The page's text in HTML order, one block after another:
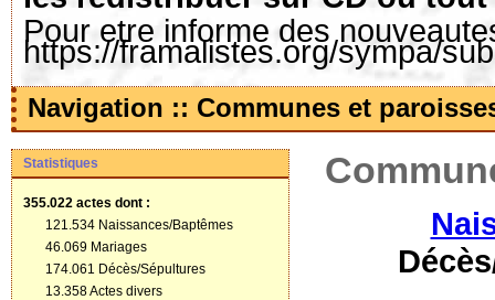
Pour etre informe des
https://framalistes.org/sympa/
Navigation :: Communes et
Statistiques
355.022 actes dont :
121.534 Naissances/Baptêmes
46.069 Mariages
174.061 Décès/Sépultures
13.358 Actes divers